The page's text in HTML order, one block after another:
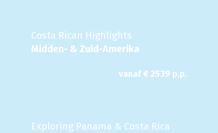
Costa Rican Highlights
Midden- & Zuid-Amerika
vanaf € 2539 p.p.
Exploring Panama & Costa Rica